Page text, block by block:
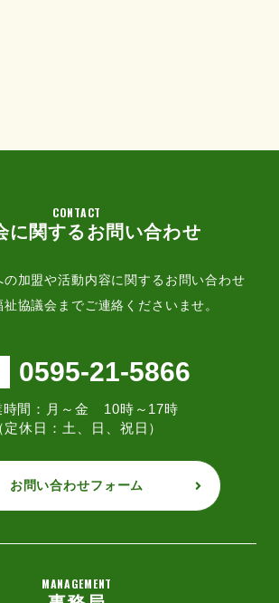
CONTACT
に関するお問い合わせ
加盟や活動内容に関するお問い合わせ
協議会までご連絡くださいませ。
0595-21-5866
時間：月～金 10時～17時
定休日：土、日、祝日）
お問い合わせフォーム
MANAGEMENT